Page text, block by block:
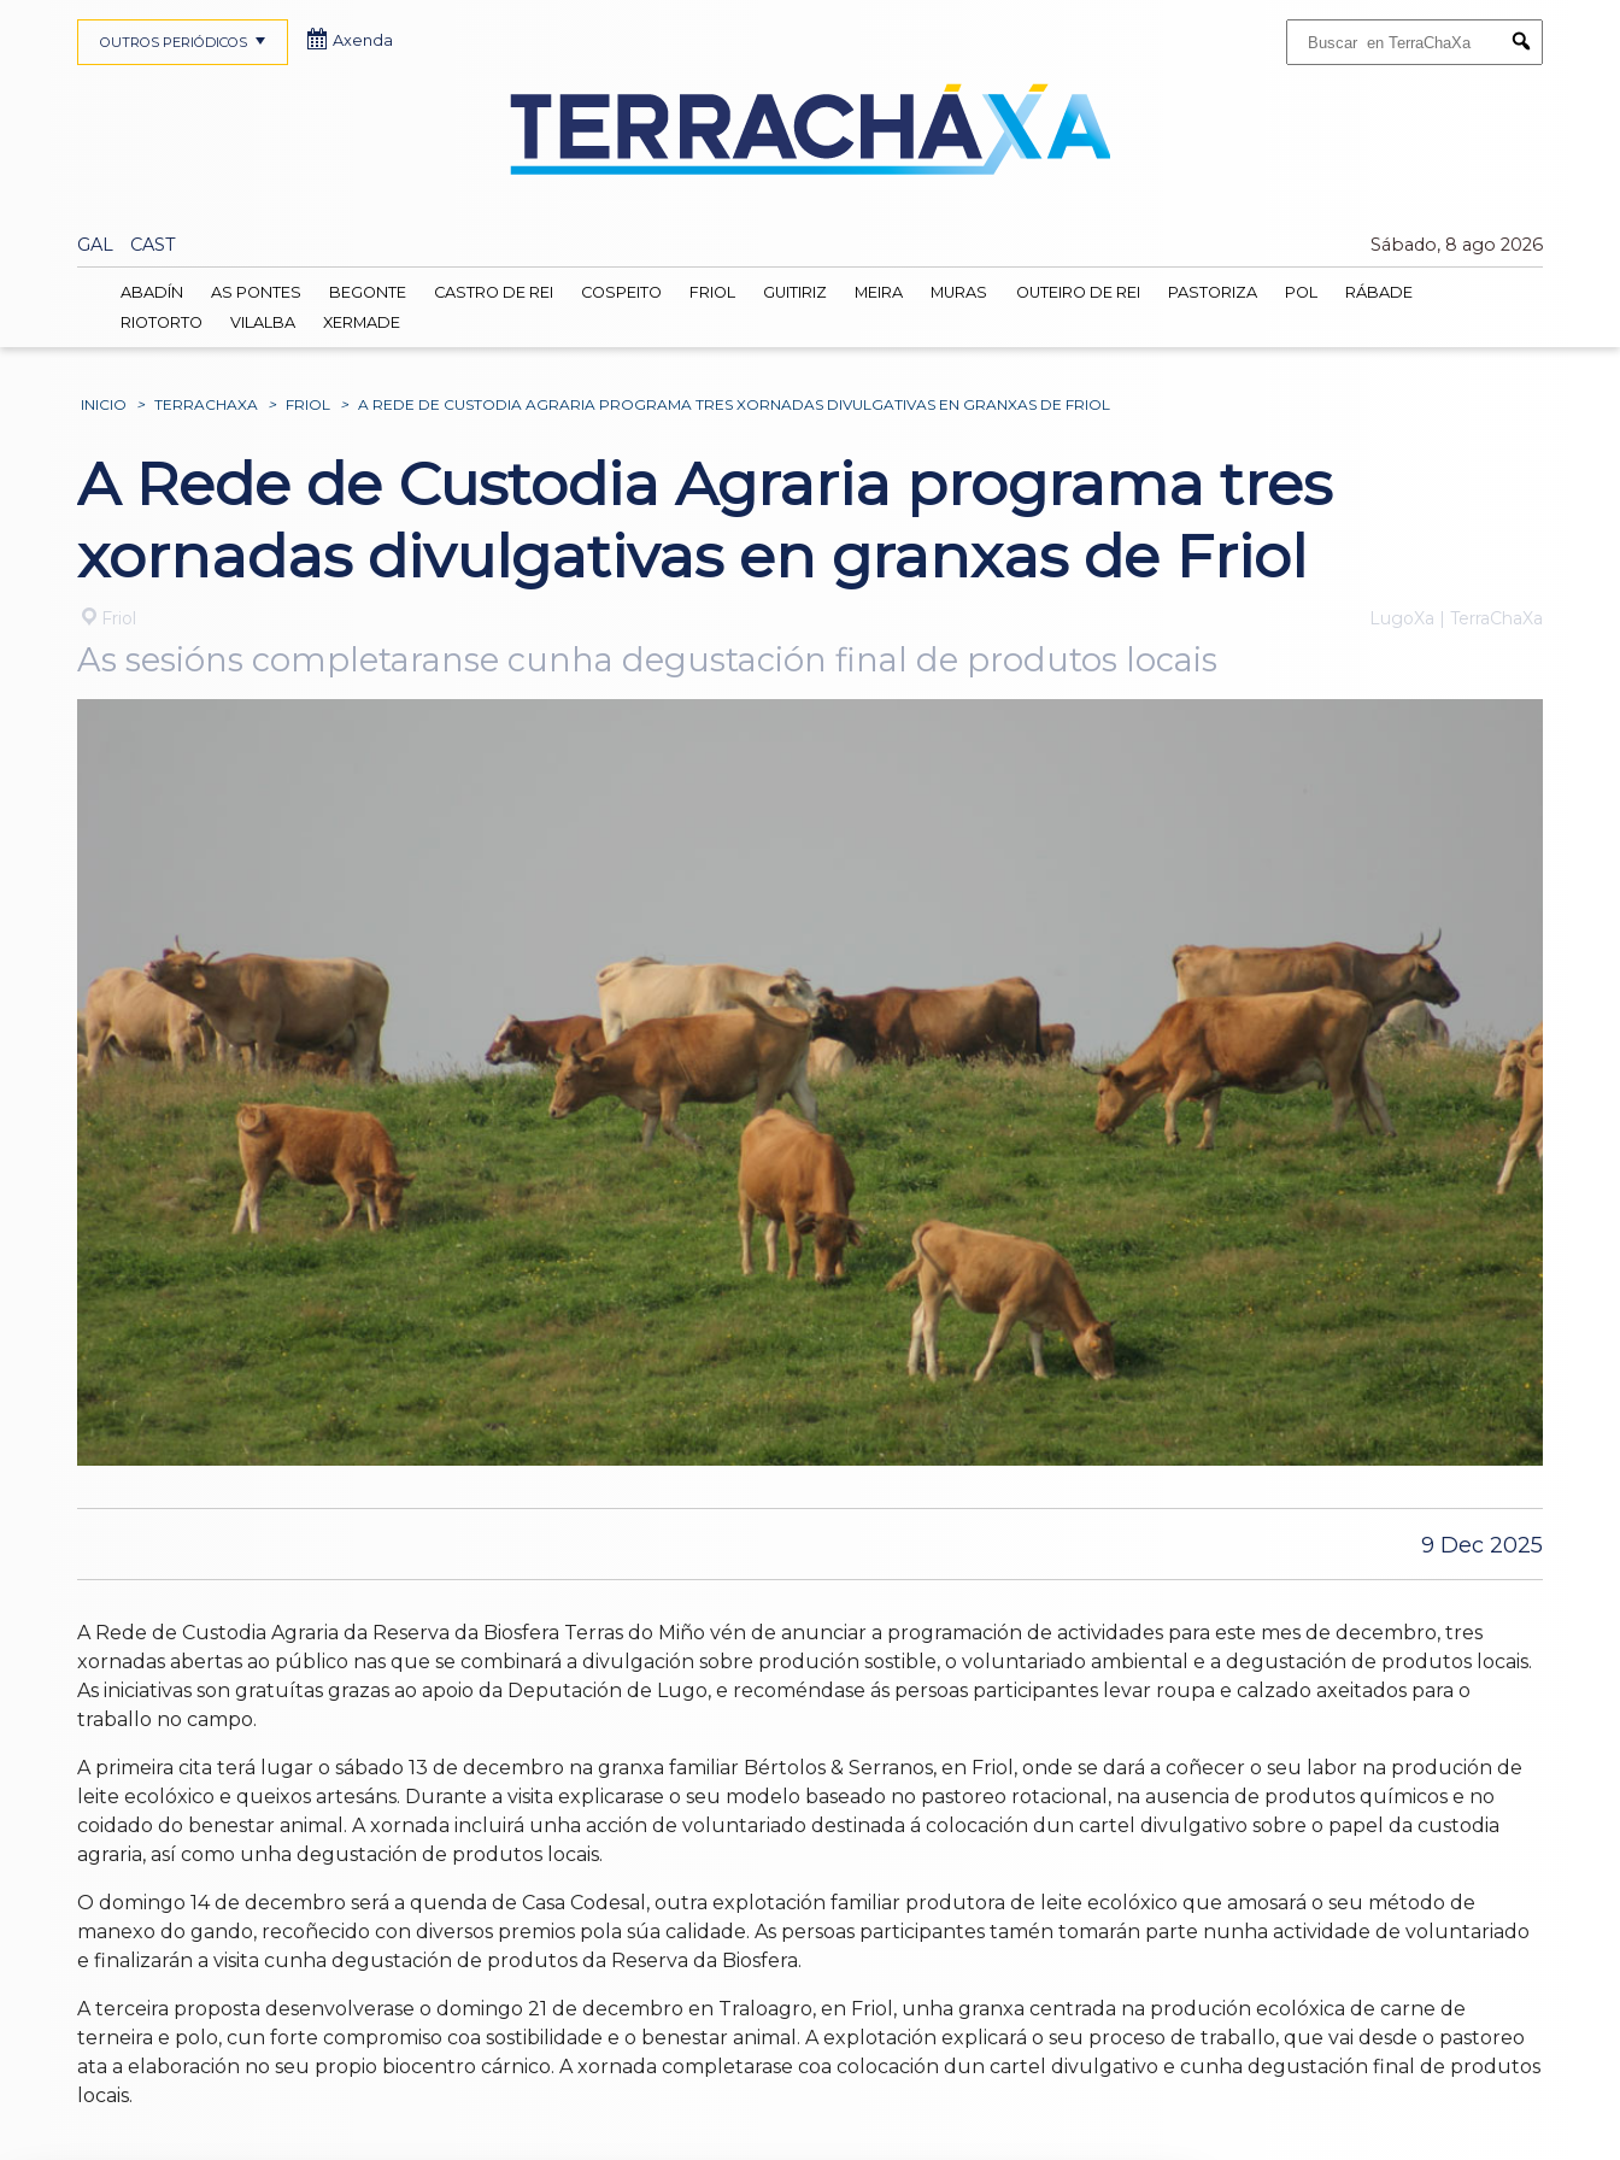
Submit
GAL CAST Sábado, 8 ago 2026
OUTROS PERIÓDICOS Axenda
ABADÍN AS PONTES BEGONTE CASTRO DE REI COSPEITO FRIOL GUITIRIZ MEIRA MURAS OUTEIRO DE REI PASTORIZA POL
RÁBADE
RIOTORTO
VILALBA XERMADE
INICIO > TERRACHAXA > FRIOL > A REDE DE CUSTODIA AGRARIA PROGRAMA TRES XORNADAS DIVULGATIVAS EN GRANXAS DE FRIOL
A Rede de Custodia Agraria programa tres
xornadas divulgativas en granxas de Friol
Friol LugoXa | TerraChaXa
As sesións completaranse cunha degustación final de produtos locais
9 Dec 2025
A Rede de Custodia Agraria da Reserva da Biosfera Terras do Miño vén de anunciar a programación de actividades para este mes de decembro, tres
xornadas abertas ao público nas que se combinará a divulgación sobre produción sostible, o voluntariado ambiental e a degustación de produtos locais.
As iniciativas son gratuítas grazas ao apoio da Deputación de Lugo, e recoméndase ás persoas participantes levar roupa e calzado axeitados para o
traballo no campo.
A primeira cita terá lugar o sábado 13 de decembro na granxa familiar Bértolos & Serranos, en Friol, onde se dará a coñecer o seu labor na produción de
leite ecolóxico e queixos artesáns. Durante a visita explicarase o seu modelo baseado no pastoreo rotacional, na ausencia de produtos químicos e no
coidado do benestar animal. A xornada incluirá unha acción de voluntariado destinada á colocación dun cartel divulgativo sobre o papel da custodia
agraria, así como unha degustación de produtos locais.
O domingo 14 de decembro será a quenda de Casa Codesal, outra explotación familiar produtora de leite ecolóxico que amosará o seu método de
manexo do gando, recoñecido con diversos premios pola súa calidade. As persoas participantes tamén tomarán parte nunha actividade de voluntariado
e finalizarán a visita cunha degustación de produtos da Reserva da Biosfera.
A terceira proposta desenvolverase o domingo 21 de decembro en Traloagro, en Friol, unha granxa centrada na produción ecolóxica de carne de
terneira e polo, cun forte compromiso coa sostibilidade e o benestar animal. A explotación explicará o seu proceso de traballo, que vai desde o pastoreo
ata a elaboración no seu propio biocentro cárnico. A xornada completarase coa colocación dun cartel divulgativo e cunha degustación final de produtos
locais.